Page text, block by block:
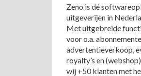
Zeno is dé
uitgeverijen in
Met uitgebreide
voor o.a.
advertentieverkoop,
royalty’s en
wij +50 klanten met